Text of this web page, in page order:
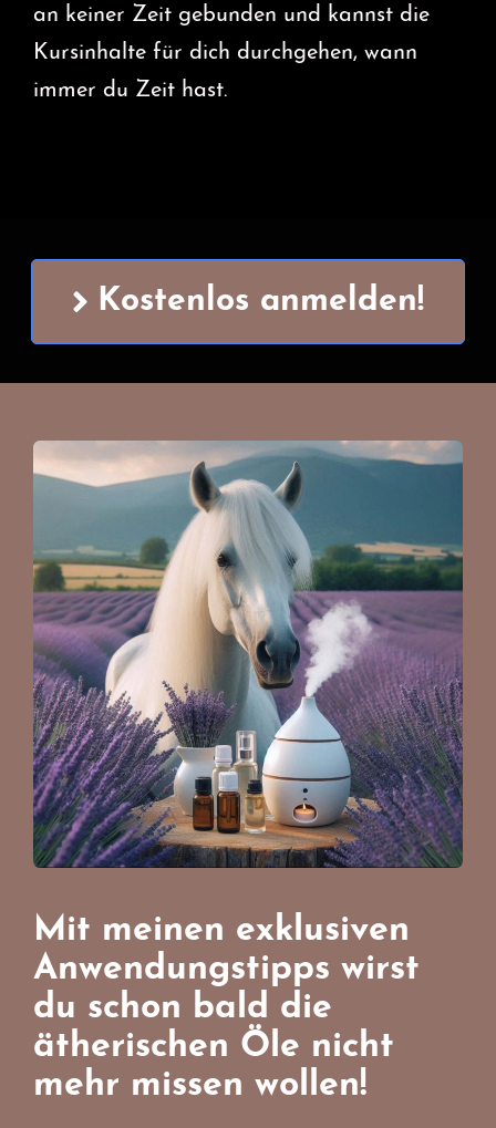
an keiner Zeit gebunden und kannst die
Kursinhalte für dich durchgehen, wann
immer du Zeit hast.
Kostenlos anmelden!
Mit meinen exklusiven
Anwendungstipps wirst
du schon bald die
ätherischen Öle nicht
mehr missen wollen!